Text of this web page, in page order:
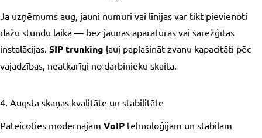
Ja uzņēmums aug, jauni numuri vai līnijas var tikt pievienoti
dažu stundu laikā — bez jaunas aparatūras vai sarežģītas
instalācijas. SIP trunking ļauj paplašināt zvanu kapacitāti pēc
vajadzības, neatkarīgi no darbinieku skaita.
4. Augsta skaņas kvalitāte un stabilitāte
Pateicoties modernajām VoIP tehnoloģijām un stabilam